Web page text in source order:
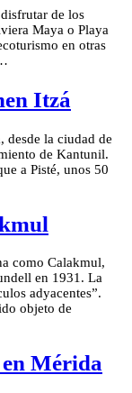
de los
Maya o Playa
en otras
Itzá
desde la ciudad de
de Kantunil.
a Pisté, unos 50
como Calakmul,
en 1931. La
adyacentes”.
objeto de
Mérida